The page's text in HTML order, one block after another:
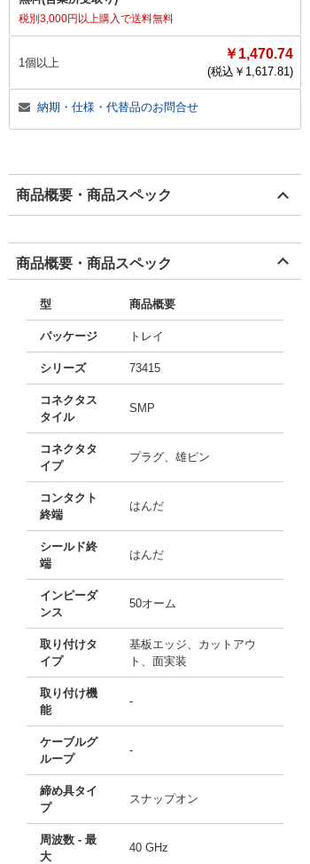
税別3,000円以上購入で送料無料
1個以上
￥1,470.74
(税込￥ 1,617.81)
納期・仕様・代替品のお問合せ
商品概要・商品スペック
商品概要・商品スペック
型 商品概要
パッケージ トレイ
シリーズ 73415
コネクタス
タイル
SMP
コネクタタ
イプ
プラグ、雄ピン
コンタクト
終端
はんだ
シールド終
端
はんだ
インピーダ
ンス
50オーム
取り付けタ
イプ
基板エッジ、カットアウ
ト、面実装
取り付け機
能
-
ケーブルグ
ループ
-
締め具タイ
プ
スナップオン
周波数 - 最
大
40 GHz